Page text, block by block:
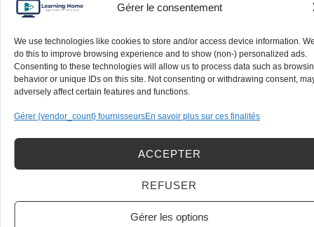
Gérer le consentement
We use technologies like cookies to store and/or access device information.
do this to improve browsing experience and to show (non-) personalized ads.
Consenting to these technologies will allow us to process data such as
behavior or unique IDs on this site. Not consenting or withdrawing consent,
adversely affect certain features and functions.
Gérer {vendor_count} fournisseursEn savoir plus sur ces finalités
ACCEPTER
REFUSER
Gérer les options
Méthode et moyens pédagogiques :
Étude de cas concrets
Quiz en ligne